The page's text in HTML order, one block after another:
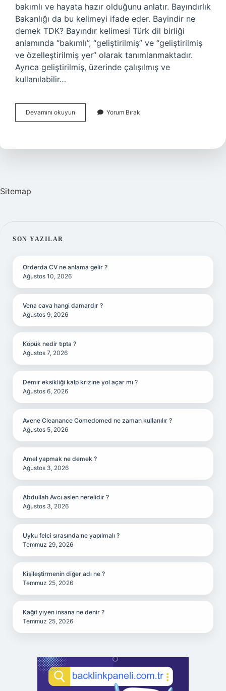
bakımlı ve hayata hazır olduğunu anlatır. Bayındırlık
Bakanlığı da bu kelimeyi ifade eder. Bayindir ne
demek TDK? Bayındır kelimesi Türk dil birliği
anlamında “bakımlı”, “geliştirilmiş” ve “geliştirilmiş
ve özelleştirilmiş yer” olarak tanımlanmaktadır.
Ayrıca geliştirilmiş, üzerinde çalışılmış ve
kullanılabilir…
Devamını okuyun Bayındırlık
Kelime
Yorum Bırak
Sitemap
SIDEBAR
SON YAZILAR
Orderda CV ne anlama gelir ?
Ağustos 10, 2026
Vena cava hangi damardır ?
Ağustos 9, 2026
Köpük nedir tıpta ?
Ağustos 7, 2026
Demir eksikliği kalp krizine yol açar mı ?
Ağustos 6, 2026
Avene Cleanance Comedomed ne zaman kullanılır ?
Ağustos 5, 2026
Amel yapmak ne demek ?
Ağustos 3, 2026
Abdullah Avcı aslen nerelidir ?
Ağustos 3, 2026
Uyku felci sırasında ne yapılmalı ?
Temmuz 29, 2026
Kişileştirmenin diğer adı ne ?
Temmuz 25, 2026
Kağıt yiyen insana ne denir ?
Temmuz 25, 2026